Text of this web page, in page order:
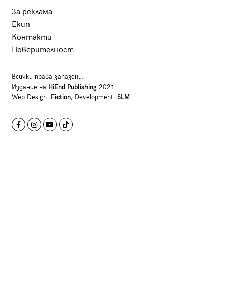
За реклама
Екип
Контакти
Поверителност
Всички права запазени.
Издание на HiEnd Publishing2021
Web Design: Fiction, Development: SLM